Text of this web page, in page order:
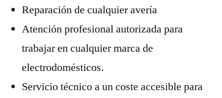
Reparación de cualquier avería
Atención profesional autorizada para
trabajar en cualquier marca de
electrodomésticos.
Servicio técnico a un coste accesible para